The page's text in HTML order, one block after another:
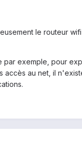
le routeur
par exemple, pour
accès au net, il